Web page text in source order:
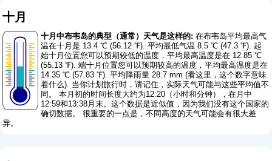
十月
十月中布韦岛的典型（通常）天气是这样的: 在布韦岛平均最高气
温在十月是 13.4 ℃ (56.12 ℉). 平均最低气温 8.5 ℃ (47.3 ℉). 起
始十月位置您可以预期较低的温度，平均最高温度是在 12.85 ℃
(55.13 ℉). 端十月位置您可以预期较高的温度，平均最高温度是在
14.35 ℃ (57.83 ℉). 平均降雨量 28.7 mm (看这里，这个数字意味
着什么). 当你计划旅行时，请记住，实际天气可能与这些平均值不
同。 本月初的时间长度大约为12:20（小时和分钟），在月中
12:59和13:38月末。这个数据是近似值，因为我们没有这个国家的
确切数据。 很重要的一点是，不同高度的天气可能会有很大差
异。